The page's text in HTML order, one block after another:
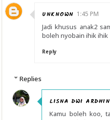
UNKNOWN 1:45 PM
Jadi khusus anak2
boleh nyobain ihik ihik
Reply
Replies
LISNA DWI
Kamu boleh koo,